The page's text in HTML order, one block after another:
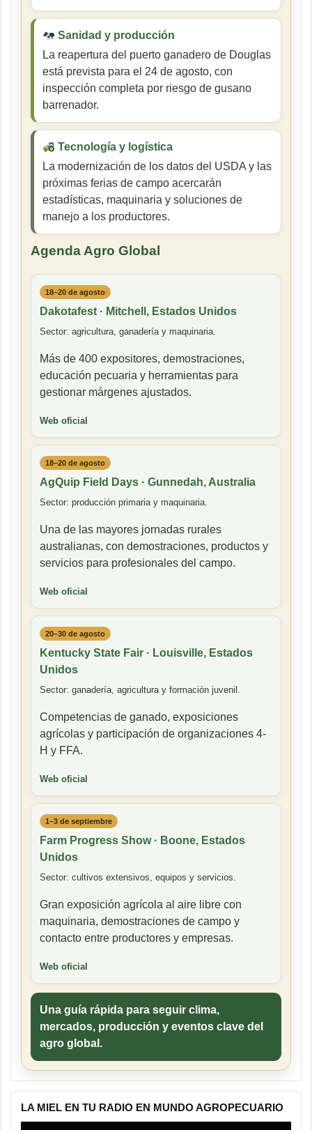
Sanidad y producción
La reapertura del puerto ganadero de Douglas
está prevista para el 24 de agosto, con
inspección completa por riesgo de gusano
barrenador.
Tecnología y logística
La modernización de los datos del USDA y las
próximas ferias de campo acercarán
estadísticas, maquinaria y soluciones de
manejo a los productores.
Agenda Agro Global
18–20 de agosto
Dakotafest · Mitchell, Estados Unidos
Sector: agricultura, ganadería y maquinaria.
Más de 400 expositores, demostraciones,
educación pecuaria y herramientas para
gestionar márgenes ajustados.
Web oficial
18–20 de agosto
AgQuip Field Days · Gunnedah, Australia
Sector: producción primaria y maquinaria.
Una de las mayores jornadas rurales
australianas, con demostraciones, productos y
servicios para profesionales del campo.
Web oficial
20–30 de agosto
Kentucky State Fair · Louisville, Estados
Unidos
Sector: ganadería, agricultura y formación juvenil.
Competencias de ganado, exposiciones
agrícolas y participación de organizaciones 4-
H y FFA.
Web oficial
1–3 de septiembre
Farm Progress Show · Boone, Estados
Unidos
Sector: cultivos extensivos, equipos y servicios.
Gran exposición agrícola al aire libre con
maquinaria, demostraciones de campo y
contacto entre productores y empresas.
Web oficial
Una guía rápida para seguir clima,
mercados, producción y eventos clave del
agro global.
LA MIEL EN TU RADIO EN MUNDO AGROPECUARIO